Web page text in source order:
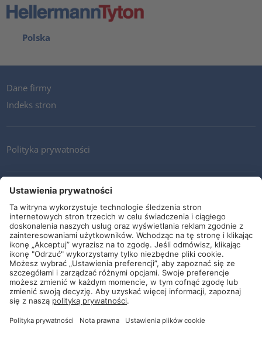
Polska
Dane firmy
Indeks stron
Polityka prywatności
Kontakt
Newsletter
Ogólne warunki i dostawy
Wytyczne i zobowiązania
Media społecznościowe